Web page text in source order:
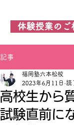
体験授業のご
記事
高校生から
試験直前に
福岡塾六本松校
2023年6月11日 読